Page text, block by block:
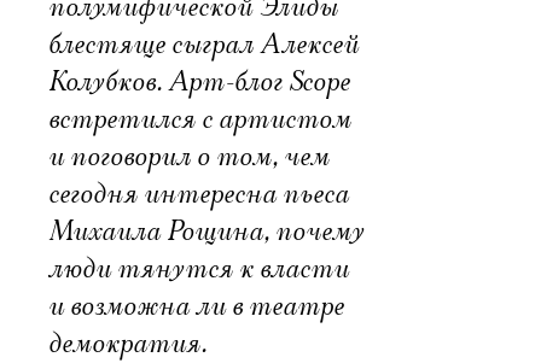
полумифической Элиды
блестяще сыграл Алексей
Колубков. Арт-блог Scope
встретился с артистом
и поговорил о том, чем
сегодня интересна пьеса
Михаила Рощина, почему
люди тянутся к власти
и возможна ли в театре
демократия.